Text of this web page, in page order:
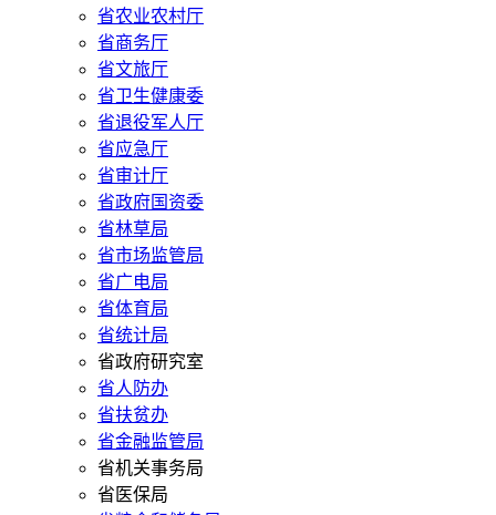
省农业农村厅
省商务厅
省文旅厅
省卫生健康委
省退役军人厅
省应急厅
省审计厅
省政府国资委
省林草局
省市场监管局
省广电局
省体育局
省统计局
省政府研究室
省人防办
省扶贫办
省金融监管局
省机关事务局
省医保局